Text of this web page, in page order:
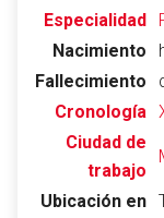
Abrir menú
Especialidad
Nacimiento
Fallecimiento
Cronología
Ciudad de
trabajo
Ubicación en